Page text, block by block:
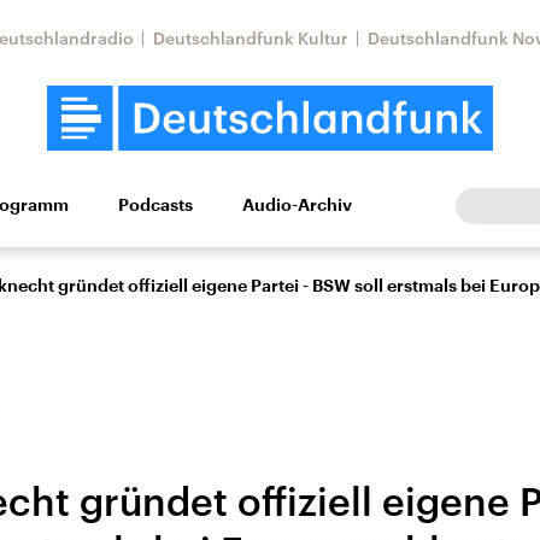
Deutschlandfunk Kultur Deutschlandfunk
Wissen Kultur Europa
Beiträge,
Nahostkonflikt
Iran
Aktuelle Lage und
Podcasts Audio-Archiv
gründet offiziell eigene Partei - BSW soll erstmals bei
gründet offiziell eigene